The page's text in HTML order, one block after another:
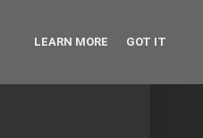
LEARN MORE GOT IT